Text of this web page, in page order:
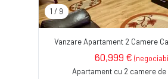
1 / 9
Vanzare Apartament 2 Camere
60,999 €
Apartament cu 2 camere de